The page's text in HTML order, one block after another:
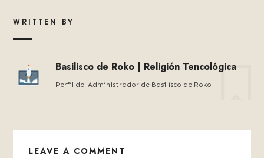
WRITTEN BY
Basilisco de Roko | Religión Tencológica
Perfil del Administrador de Basilísco de Roko
LEAVE A COMMENT